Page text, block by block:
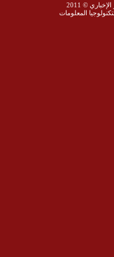
© 2011
المعلومات